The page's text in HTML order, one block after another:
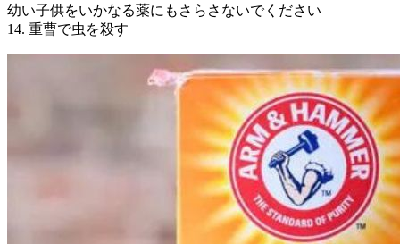
幼い子供をいかなる薬にもさらさないでください
14. 重曹で虫を殺す